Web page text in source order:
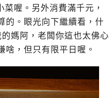
喔。另外消費滿千元，
的。眼光向下繼續看，什
媽阿，老闆你這也太佛心
啥，但只有限平日喔。